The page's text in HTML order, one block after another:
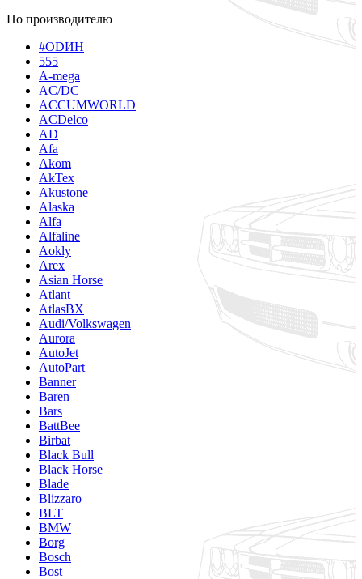
По производителю
#ODИН
555
A-mega
AC/DC
ACCUMWORLD
ACDelco
AD
Afa
Akom
AkTex
Akustone
Alaska
Alfa
Alfaline
Aokly
Arex
Asian Horse
Atlant
AtlasBX
Audi/Volkswagen
Aurora
AutoJet
AutoPart
Banner
Baren
Bars
BattBee
Birbat
Black Bull
Black Horse
Blade
Blizzaro
BLT
BMW
Borg
Bosch
Bost